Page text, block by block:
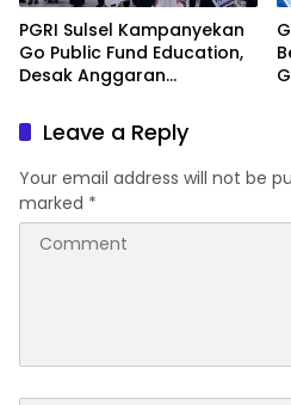
PGRI Sulsel Kampanyekan
Go Public Fund Education,
Desak Anggaran
Diganggu Gugat
Leave a Reply
Your email address will not be
marked *